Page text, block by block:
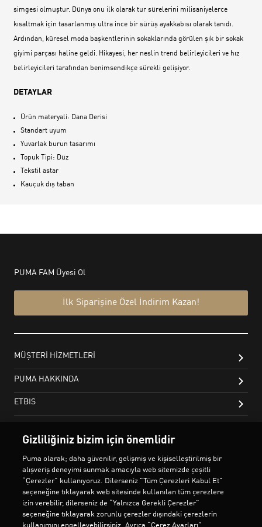
simgesi olmuştur. Dünya onu ilk olarak tur sürelerini milisaniyelerce
kısaltmak için tasarlanmış ultra ince bir sürüş ayakkabısı olarak tanıdı.
Ardından, küresel moda başkentlerinin sokaklarında görülen şık bir sokak
giyimi parçası haline geldi. Hikayesi, her neslin trend belirleyicileri ve hız
belirleyicileri tarafından benimsendikçe sürekli gelişiyor.
DETAYLAR
Ürün materyali: Dana Derisi
Standart uyum
Yuvarlak burun tasarımı
Topuk Tipi: Düz
Tekstil astar
Kauçuk dış taban
Gizliliğiniz bizim için önemlidir
Puma olarak; daha güvenilir, gelişmiş ve kişiselleştirilmiş bir
alışveriş deneyimi sunmak amacıyla web sitemizde çeşitli
“Çerezler” kullanıyoruz. Dilerseniz "Tüm Çerezleri Kabul Et"
seçeneğine tıklayarak web sitesinde kullanılan tüm çerezlere
izin verebilir, dilerseniz de “Yalnızca Gerekli Çerezler”
seçeneğine tıklayarak zorunlu çerezler dışındaki çerezlerin